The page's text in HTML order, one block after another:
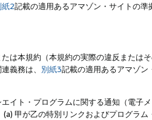
紙2記載の適用あるアマゾン・サイトの
は本規約（本規約の実際の違反または
義務は、 別紙3記載の適用あるアマゾン
イト・プログラムに関する通知（電子
甲が乙の特別リンクおよびプログラ